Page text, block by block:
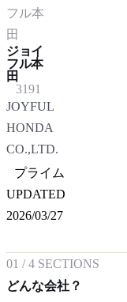
フル本
田
ジョイ
フル本
田
3191
JOYFUL
HONDA
CO.,LTD.
プライム
UPDATED
2026/03/27
01 /4 SECTIONS
どんな会社？